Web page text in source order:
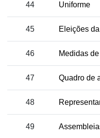
44 Uniforme
45 Eleições
46 Medidas
47 Quadro de
48
49